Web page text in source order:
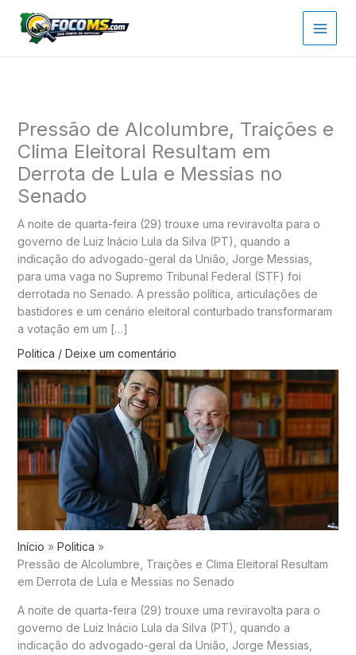
para
Pressão de Alcolumbre, Traições e
Clima Eleitoral Resultam em
Derrota de Lula e Messias no
Senado
A noite de quarta-feira (29) trouxe uma reviravolta para o
governo de Luiz Inácio Lula da Silva (PT), quando a
indicação do advogado-geral da União, Jorge Messias,
para uma vaga no Supremo Tribunal Federal (STF) foi
derrotada no Senado. A pressão política, articulações de
bastidores e um cenário eleitoral conturbado transformaram
a votação em um […]
Politica / Deixe um comentário
Início
Politica
Pressão de Alcolumbre, Traições e Clima Eleitoral Resultam
em Derrota de Lula e Messias no Senado
A noite de quarta-feira (29) trouxe uma reviravolta para o
governo de Luiz Inácio Lula da Silva (PT), quando a
indicação do advogado-geral da União, Jorge Messias,